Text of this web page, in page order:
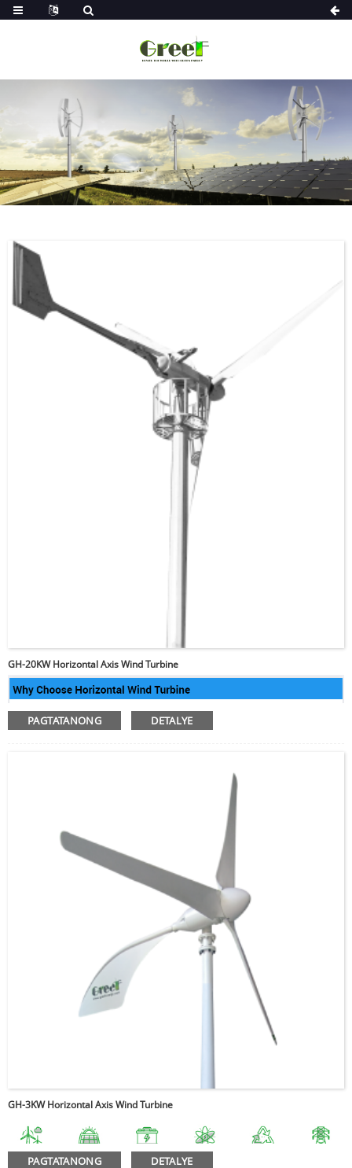
GH-20KW Horizontal Axis Wind Turbine
PAGTATANONG DETALYE
GH-3KW Horizontal Axis Wind Turbine
PAGTATANONG DETALYE